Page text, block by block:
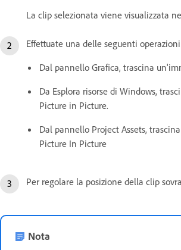
La clip selezionata viene visualizzata
Effettuate una delle seguenti
Dal pannello Grafica, trascina
Da Esplora risorse di Windows,
Picture in Picture.
Dal pannello Project Assets,
Picture In Picture
Per regolare la posizione della clip
Nota